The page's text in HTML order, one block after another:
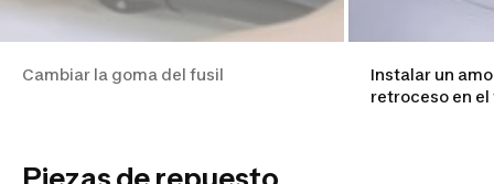
Cambiar la goma del fusil
Instalar un
retroceso en el